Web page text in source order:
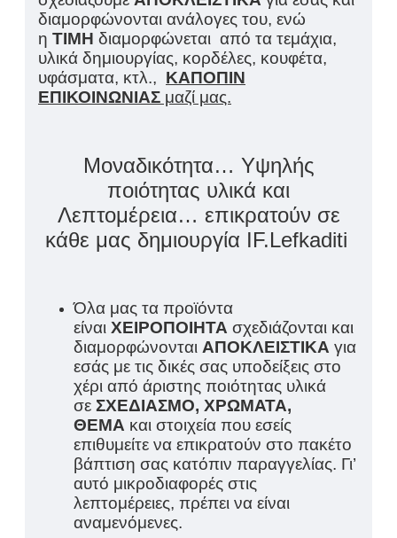
διαμορφώνονται ανάλογες του, ενώ
η ΤΙΜΗ διαμορφώνεται από τα τεμάχια,
υλικά δημιουργίας, κορδέλες, κουφέτα,
υφάσματα, κτλ., ΚΑΠΟΠΙΝ
ΕΠΙΚΟΙΝΩΝΙΑΣ μαζί μας.
Μοναδικότητα… Υψηλής
ποιότητας υλικά και
Λεπτομέρεια… επικρατούν σε
κάθε μας δημιουργία IF.Lefkaditi
Όλα μας τα προϊόντα
είναι ΧΕΙΡΟΠΟΙΗΤΑ σχεδιάζονται και
διαμορφώνονται ΑΠΟΚΛΕΙΣΤΙΚΑ για
εσάς με τις δικές σας υποδείξεις στο
χέρι από άριστης ποιότητας υλικά
σε ΣΧΕΔΙΑΣΜΟ, ΧΡΩΜΑΤΑ,
ΘΕΜΑ και στοιχεία που εσείς
επιθυμείτε να επικρατούν στο πακέτο
βάπτιση σας κατόπιν παραγγελίας. Γι’
αυτό μικροδιαφορές στις
λεπτομέρειες, πρέπει να είναι
αναμενόμενες.